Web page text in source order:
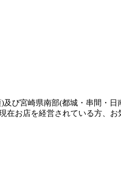
び宮崎県南部(都城・串間・
お店を経営されている方、お